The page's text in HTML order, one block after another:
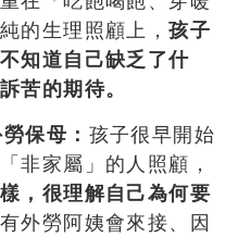
的生理照顧上，孩子
知道自己缺乏了什
苦的期待。
保母： 孩子很早開始
非家屬」的人照顧，
，很理解自己為何要
外勞阿姨會來接、因